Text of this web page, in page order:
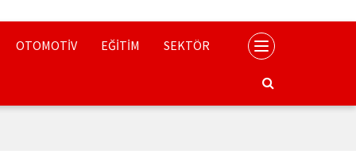
OTOMOTİV EĞİTİM SEKTÖR